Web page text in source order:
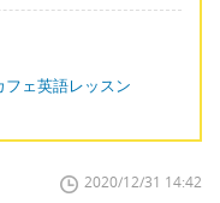
フェ英語レッスン
2020/12/31 14:42